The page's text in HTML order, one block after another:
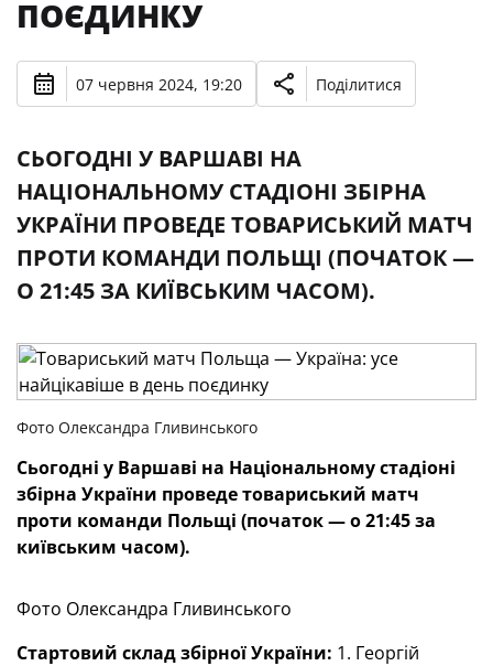
ПОЄДИНКУ
07 червня 2024, 19:20 Поділитися
СЬОГОДНІ У ВАРШАВІ НА
НАЦІОНАЛЬНОМУ СТАДІОНІ ЗБІРНА
УКРАЇНИ ПРОВЕДЕ ТОВАРИСЬКИЙ МАТЧ
ПРОТИ КОМАНДИ ПОЛЬЩІ (ПОЧАТОК —
О 21:45 ЗА КИЇВСЬКИМ ЧАСОМ).
Фото Олександра Гливинського
Сьогодні у Варшаві на Національному стадіоні
збірна України проведе товариський матч
проти команди Польщі (початок — о 21:45 за
київським часом).
Фото Олександра Гливинського
Стартовий склад збірної України: 1. Георгій